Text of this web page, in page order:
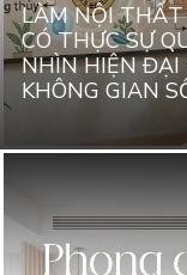
LÀM NỘI
CÓ THỰC SỰ
NHÌN HIỆN ĐẠI
KHÔNG GIAN